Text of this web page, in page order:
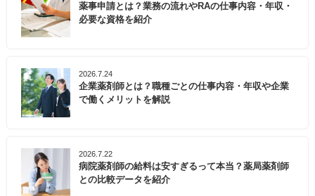
薬事申請とは？業務の流れやRAの仕事内容・年収・
必要な資格を紹介
2026.7.24
企業薬剤師とは？職種ごとの仕事内容・年収や企業
で働くメリットを解説
2026.7.22
病院薬剤師の給料は安すぎるって本当？薬局薬剤師
との比較データを紹介